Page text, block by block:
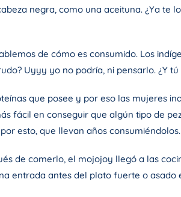
negra, como una aceituna. ¿Ya te
de cómo es consumido. Los
Uyyy yo no podría, ni pensarlo. ¿Y
que posee y por eso las mujeres
fácil en conseguir que algún tipo de
esto, que llevan años consumiéndolos.
de comerlo, el mojojoy llegó a las
entrada antes del plato fuerte o